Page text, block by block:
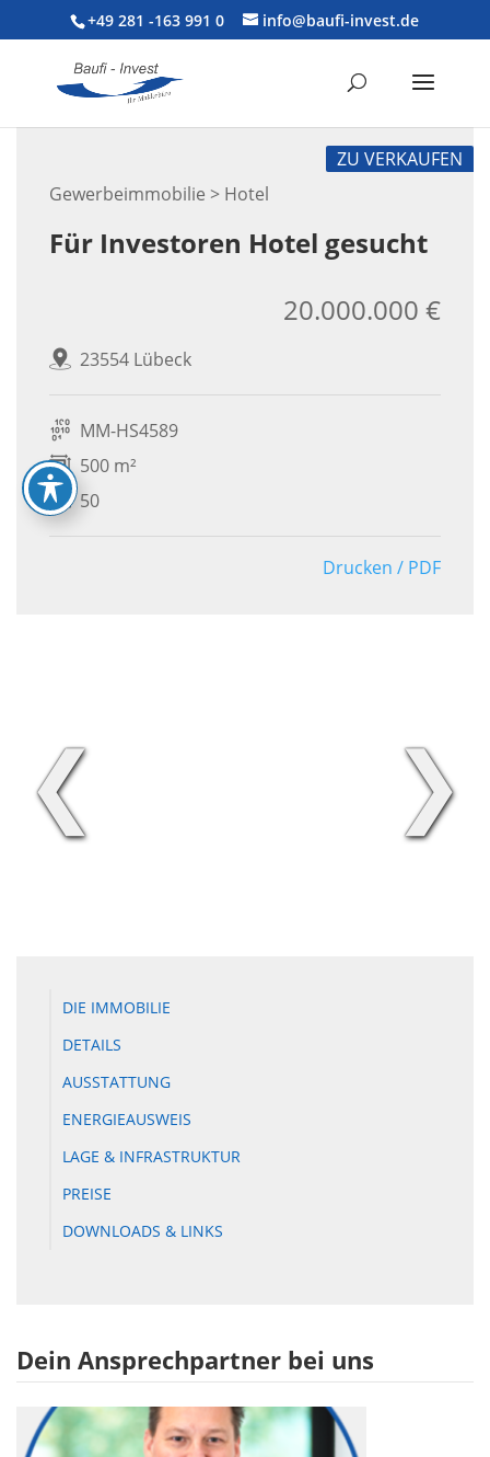
+49 281 -163 991 0 info@baufi-invest.de
Gewerbeimmobilie > Hotel
ZU VERKAUFEN
Für Investoren Hotel gesucht
23554 Lübeck
20.000.000 €
MM-HS4589
500 m²
50
Drucken / PDF
❮ ❯
DIE IMMOBILIE
DETAILS
AUSSTATTUNG
ENERGIEAUSWEIS
LAGE & INFRASTRUKTUR
PREISE
DOWNLOADS & LINKS
Dein Ansprechpartner bei uns